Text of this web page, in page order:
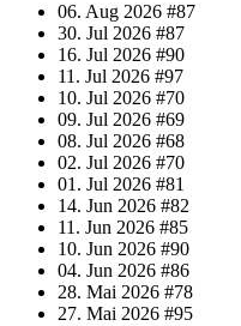
06. Aug 2026 #87
30. Jul 2026 #87
16. Jul 2026 #90
11. Jul 2026 #97
10. Jul 2026 #70
09. Jul 2026 #69
08. Jul 2026 #68
02. Jul 2026 #70
01. Jul 2026 #81
14. Jun 2026 #82
11. Jun 2026 #85
10. Jun 2026 #90
04. Jun 2026 #86
28. Mai 2026 #78
27. Mai 2026 #95